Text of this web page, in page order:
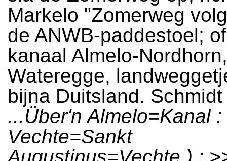
Markelo "Zomerweg
de ANWB-paddestoel;
kanaal Almelo-
Wateregge,
bijna Duitsland.
...Über'n Almelo=Kanal :
Vechte=Sankt